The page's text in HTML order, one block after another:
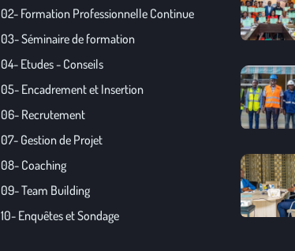
02- Formation Professionnelle Continue
03- Séminaire de formation
04- Etudes - Conseils
05- Encadrement et Insertion
06- Recrutement
07- Gestion de Projet
08- Coaching
09- Team Building
10- Enquêtes et Sondage